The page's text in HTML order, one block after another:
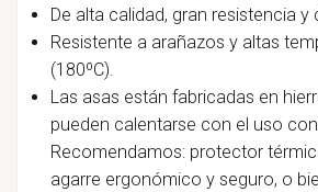
De alta calidad, gran resistencia y
Resistente a arañazos y altas
(180ºC).
Las asas están fabricadas en
pueden calentarse con el uso
Recomendamos: protector
agarre ergonómico y seguro, o